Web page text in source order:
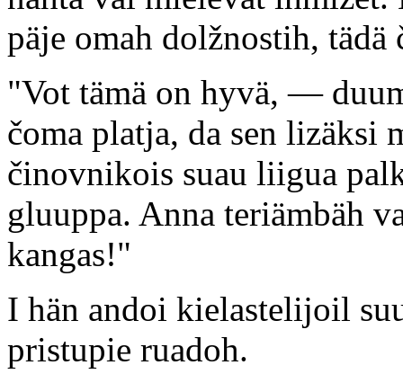
päje omah dolžnostih, tädä
"Vot tämä on hyvä, —
čoma platja, da sen lizäksi
činovnikois suau liigua
gluuppa. Anna teriämbäh
kangas!"
I hän andoi kielastelijoil
pristupie ruadoh.